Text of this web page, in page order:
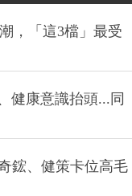
，「這3檔」最受
健康意識抬頭...同
鋐、健策卡位高毛